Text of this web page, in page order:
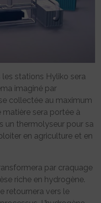
stations Hyliko sera
imaginé par
collectée au maximum
matière sera portée à
un thermolyseur pour sa
en agriculture et en
par craquage
riche en hydrogène.
retournera vers le